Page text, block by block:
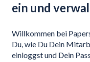
ein und
Willkommen bei
Du, wie Du Dein
einloggst und Dein